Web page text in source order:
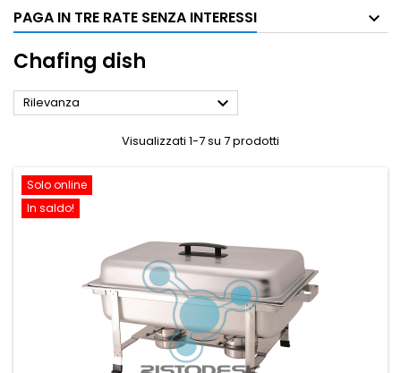
PAGA IN TRE RATE SENZA INTERESSI
Chafing dish
Rilevanza 
Visualizzati 1-7 su 7 prodotti
Solo online
In saldo!